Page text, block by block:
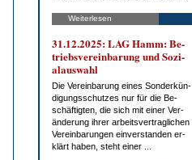
Weiterlesen
31.12.2025: LAG Hamm: Be­
triebs­ver­ein­ba­rung und So­zi­
al­aus­wahl
Die Ver­ein­ba­rung ei­nes Son­der­kün­
di­gungs­schut­zes nur für die Be­
schäf­tig­ten, die sich mit ei­ner Ver­
än­de­rung ih­rer ar­beits­ver­trag­li­chen
Ver­ein­ba­run­gen ein­ver­stan­den er­
klärt ha­ben, steht ei­ner ...